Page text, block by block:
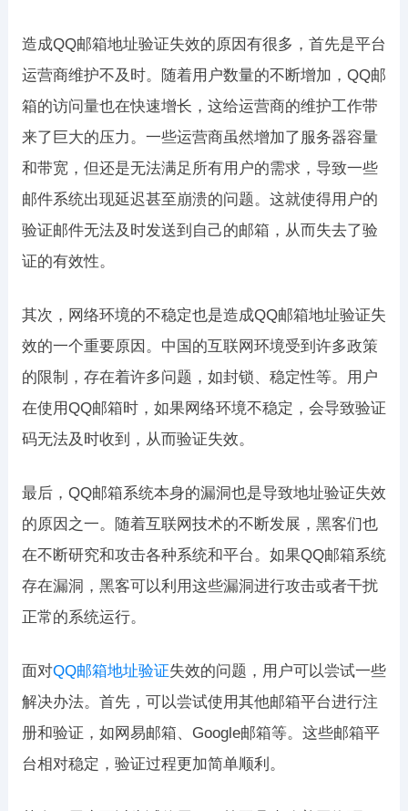
造成QQ邮箱地址验证失效的原因有很多，首先是平台
运营商维护不及时。随着用户数量的不断增加，QQ邮
箱的访问量也在快速增长，这给运营商的维护工作带
来了巨大的压力。一些运营商虽然增加了服务器容量
和带宽，但还是无法满足所有用户的需求，导致一些
邮件系统出现延迟甚至崩溃的问题。这就使得用户的
验证邮件无法及时发送到自己的邮箱，从而失去了验
证的有效性。
其次，网络环境的不稳定也是造成QQ邮箱地址验证失
效的一个重要原因。中国的互联网环境受到许多政策
的限制，存在着许多问题，如封锁、稳定性等。用户
在使用QQ邮箱时，如果网络环境不稳定，会导致验证
码无法及时收到，从而验证失效。
最后，QQ邮箱系统本身的漏洞也是导致地址验证失效
的原因之一。随着互联网技术的不断发展，黑客们也
在不断研究和攻击各种系统和平台。如果QQ邮箱系统
存在漏洞，黑客可以利用这些漏洞进行攻击或者干扰
正常的系统运行。
面对QQ邮箱地址验证失效的问题，用户可以尝试一些
解决办法。首先，可以尝试使用其他邮箱平台进行注
册和验证，如网易邮箱、Google邮箱等。这些邮箱平
台相对稳定，验证过程更加简单顺利。